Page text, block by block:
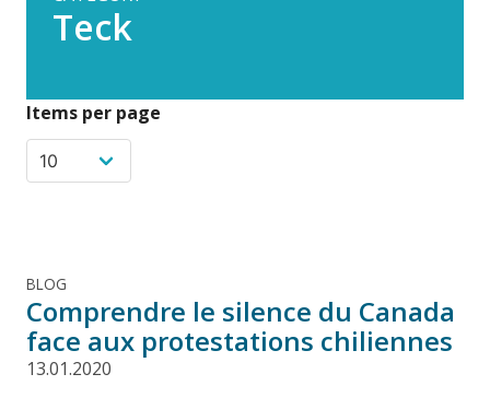
Teck
Items per page
BLOG
Comprendre le silence du Canada
face aux protestations chiliennes
13.01.2020